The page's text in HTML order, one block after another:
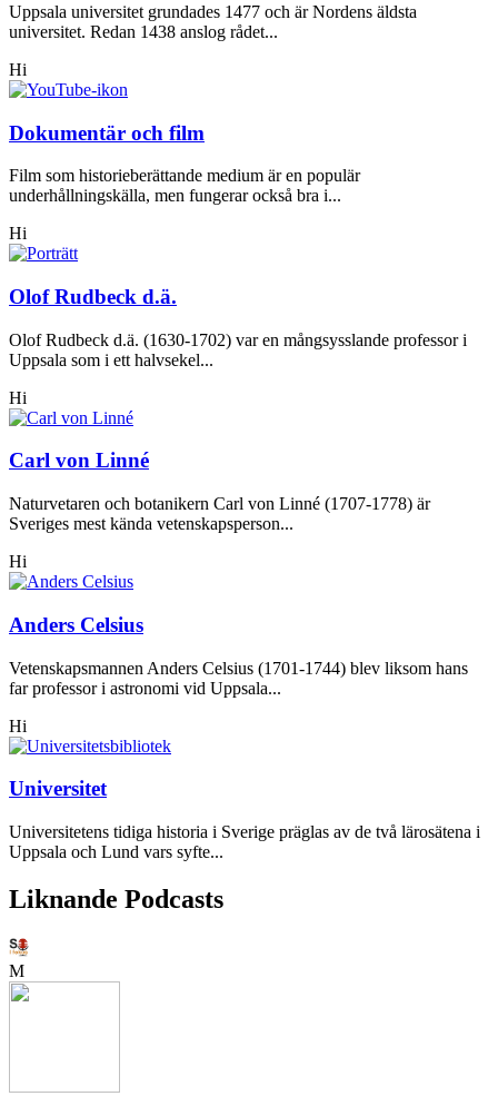
Uppsala universitet grundades 1477 och är Nordens äldsta
universitet. Redan 1438 anslog rådet...
Hi
Dokumentär och film
Film som historieberättande medium är en populär
underhållningskälla, men fungerar också bra i...
Hi
Olof Rudbeck d.ä.
Olof Rudbeck d.ä. (1630-1702) var en mångsysslande professor i
Uppsala som i ett halvsekel...
Hi
Carl von Linné
Naturvetaren och botanikern Carl von Linné (1707-1778) är
Sveriges mest kända vetenskapsperson...
Hi
Anders Celsius
Vetenskapsmannen Anders Celsius (1701-1744) blev liksom hans
far professor i astronomi vid Uppsala...
Hi
Universitet
Universitetens tidiga historia i Sverige präglas av de två lärosätena i
Uppsala och Lund vars syfte...
Liknande Podcasts
M